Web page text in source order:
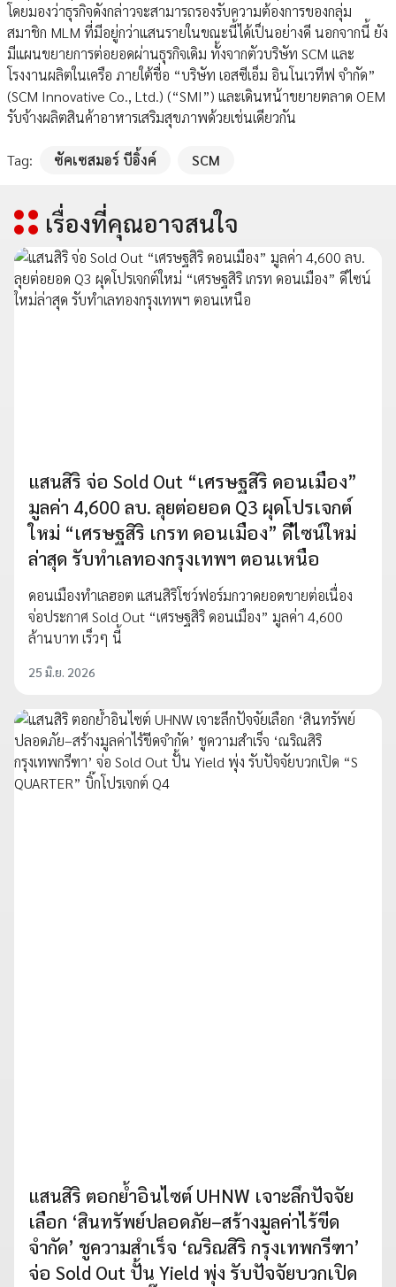
โดยมองว่าธุรกิจดังกล่าวจะสามารถรองรับความต้องการของกลุ่ม
สมาชิก MLM ที่มีอยู่กว่าแสนรายในขณะนี้ได้เป็นอย่างดี นอกจากนี้ ยัง
มีแผนขยายการต่อยอดผ่านธุรกิจเดิม ทั้งจากตัวบริษัท SCM และ
โรงงานผลิตในเครือ ภายใต้ชื่อ “บริษัท เอสซีเอ็ม อินโนเวทีฟ จำกัด”
(SCM Innovative Co., Ltd.) (“SMI”) และเดินหน้าขยายตลาด OEM
รับจ้างผลิตสินค้าอาหารเสริมสุขภาพด้วยเช่นเดียวกัน
Tag: ซัคเซสมอร์ บีอิ้งค์ SCM
เรื่องที่คุณอาจสนใจ
แสนสิริ จ่อ Sold Out “เศรษฐสิริ ดอนเมือง”
มูลค่า 4,600 ลบ. ลุยต่อยอด Q3 ผุดโปรเจกต์
ใหม่ “เศรษฐสิริ เกรท ดอนเมือง” ดีไซน์ใหม่
ล่าสุด รับทำเลทองกรุงเทพฯ ตอนเหนือ
ดอนเมืองทำเลฮอต แสนสิริโชว์ฟอร์มกวาดยอดขายต่อเนื่อง
จ่อประกาศ Sold Out “เศรษฐสิริ ดอนเมือง” มูลค่า 4,600
ล้านบาท เร็วๆ นี้
25 มิ.ย. 2026
แสนสิริ ตอกย้ำอินไซต์ UHNW เจาะลึกปัจจัย
เลือก ‘สินทรัพย์ปลอดภัย–สร้างมูลค่าไร้ขีด
จำกัด’ ชูความสำเร็จ ‘ณริณสิริ กรุงเทพกรีฑา’
จ่อ Sold Out ปั้น Yield พุ่ง รับปัจจัยบวกเปิด